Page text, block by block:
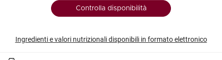
Controlla disponibilità
Ingredienti e valori nutrizionali disponibili in formato elettronico